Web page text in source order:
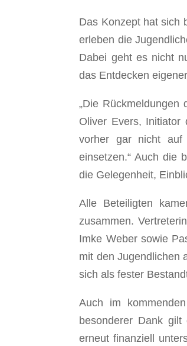
Das Konzept hat sich
erleben die
Dabei geht es nicht
das Entdecken
„Die Rückmeldungen
Oliver Evers, Initiator
vorher gar nicht auf
einsetzen.“ Auch die
die Gelegenheit,
Alle Beteiligten
zusammen.
Imke Weber sowie
mit den Jugendlichen
sich als fester
Auch im
besonderer Dank gilt
erneut finanziell